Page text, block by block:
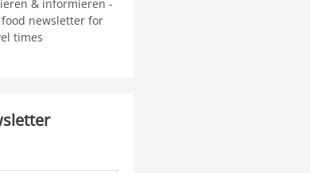
& informieren -
newsletter for
times